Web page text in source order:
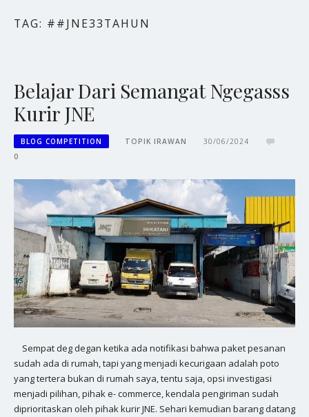
TAG: ##JNE33TAHUN
Belajar Dari Semangat Ngegasss
Kurir JNE
BLOG COMPETITION TOPIK IRAWAN
30/06/2024
0
Sempat deg degan ketika ada notifikasi bahwa paket pesanan
sudah ada di rumah, tapi yang menjadi kecurigaan adalah poto
yang tertera bukan di rumah saya, tentu saja, opsi investigasi
menjadi pilihan, pihak e- commerce, kendala pengiriman sudah
diprioritaskan oleh pihak kurir JNE. Sehari kemudian barang datang